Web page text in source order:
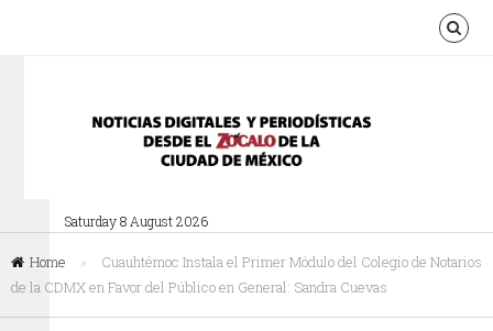
Saturday 8 August 2026
Home »
Cuauhtémoc Instala el Primer Módulo del Colegio de Notarios
de la CDMX en Favor del Público en General: Sandra Cuevas